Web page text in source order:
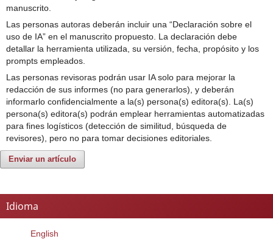
manuscrito.
Las personas autoras deberán incluir una “Declaración sobre el
uso de IA” en el manuscrito propuesto. La declaración debe
detallar la herramienta utilizada, su versión, fecha, propósito y los
prompts empleados.
Las personas revisoras podrán usar IA solo para mejorar la
redacción de sus informes (no para generarlos), y deberán
informarlo confidencialmente a la(s) persona(s) editora(s). La(s)
persona(s) editora(s) podrán emplear herramientas automatizadas
para fines logísticos (detección de similitud, búsqueda de
revisores), pero no para tomar decisiones editoriales.
Enviar un artículo
Idioma
English